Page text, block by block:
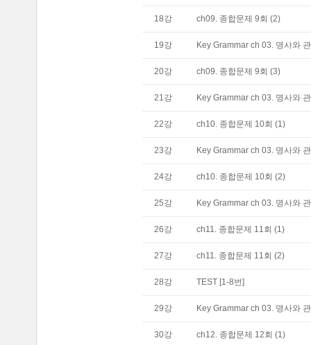
18강 ch09. 종합문제 9회 (2)
19강 Key Grammar ch 03. 명사와
20강 ch09. 종합문제 9회 (3)
21강 Key Grammar ch 03. 명사와
22강 ch10. 종합문제 10회 (1)
23강 Key Grammar ch 03. 명사와
24강 ch10. 종합문제 10회 (2)
25강 Key Grammar ch 03. 명사와
26강 ch11. 종합문제 11회 (1)
27강 ch11. 종합문제 11회 (2)
28강 TEST [1-8번]
29강 Key Grammar ch 03. 명사와
30강 ch12. 종합문제 12회 (1)